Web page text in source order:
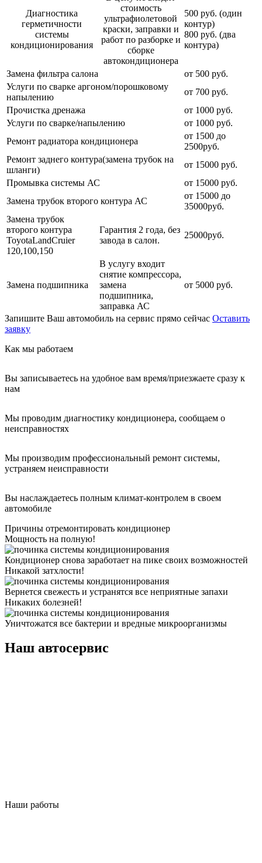
Диагностика
герметичности
системы
кондиционирования
стоимость
ультрафиолетовой
краски, заправки и
работ по разборке и
сборке
автокондиционера
500 руб. (один
контур)
800 руб. (два
контура)
Замена фильтра салона
от 500 руб.
Услуги по сварке аргоном/порошковому
напылению
от 700 руб.
Прочистка дренажа
от 1000 руб.
Услуги по сварке/напылению
от 1000 руб.
Ремонт радиатора кондиционера
от 1500 до
2500руб.
Ремонт заднего контура(замена трубок на
шланги)
от 15000 руб.
Промывка системы АС
от 15000 руб.
Замена трубок второго контура АС
от 15000 до
35000руб.
Замена трубок
второго контура
ToyotaLandCruier
120,100,150
Гарантия 2 года, без
завода в салон.
25000руб.
Замена подшипника
В услугу входит
снятие компрессора,
замена
подшипника,
заправка АС
от 5000 руб.
Запишите Ваш автомобиль на сервис прямо сейчас Оставить
заявку
Как мы работаем
Вы записываетесь на удобное вам время/приезжаете сразу к
нам
Мы проводим диагностику кондиционера, сообщаем о
неисправностях
Мы производим профессиональный ремонт системы,
устраняем неисправности
Вы наслаждаетесь полным климат-контролем в своем
автомобиле
Причины отремонтировать кондиционер
Мощность на полную!
Кондиционер снова заработает на пике своих возможностей
Никакой затхлости!
Вернется свежесть и устранятся все неприятные запахи
Никаких болезней!
Уничтожатся все бактерии и вредные микроорганизмы
Наш автосервис
Наши работы